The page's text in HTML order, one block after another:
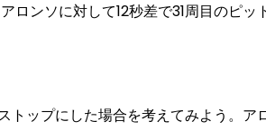
ンソに対して12秒差で31周目のピッ
ップにした場合を考えてみよう。ア